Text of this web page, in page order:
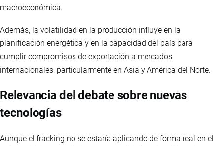
macroeconómica.
Además, la volatilidad en la producción influye en la
planificación energética y en la capacidad del país para
cumplir compromisos de exportación a mercados
internacionales, particularmente en Asia y América del Norte.
Relevancia del debate sobre nuevas
tecnologías
Aunque el fracking no se estaría aplicando de forma real en el